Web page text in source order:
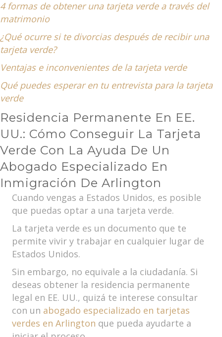
4 formas de obtener una tarjeta verde a través del
matrimonio
¿Qué ocurre si te divorcias después de recibir una
tarjeta verde?
Ventajas e inconvenientes de la tarjeta verde
Qué puedes esperar en tu entrevista para la tarjeta
verde
Residencia Permanente En EE.
UU.: Cómo Conseguir La Tarjeta
Verde Con La Ayuda De Un
Abogado Especializado En
Inmigración De Arlington
Cuando vengas a Estados Unidos, es posible
que puedas optar a una tarjeta verde.
La tarjeta verde es un documento que te
permite vivir y trabajar en cualquier lugar de
Estados Unidos.
Sin embargo, no equivale a la ciudadanía. Si
deseas obtener la residencia permanente
legal en EE. UU., quizá te interese consultar
con un abogado especializado en tarjetas
verdes en Arlington que pueda ayudarte a